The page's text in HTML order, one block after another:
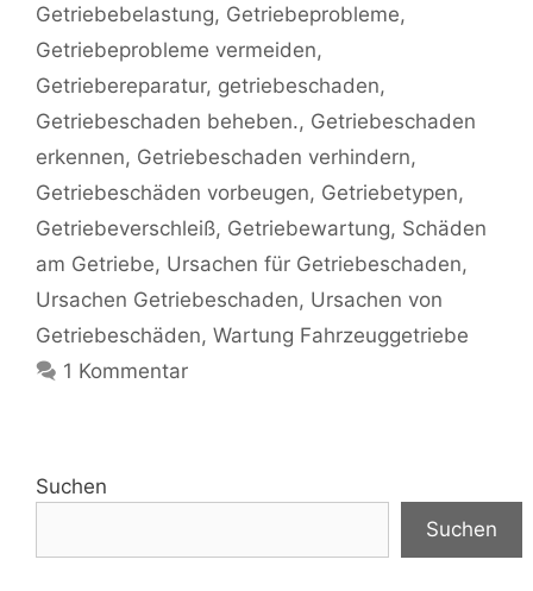
Getriebebelastung, Getriebeprobleme,
Getriebeprobleme vermeiden,
Getriebereparatur, getriebeschaden,
Getriebeschaden beheben., Getriebeschaden
erkennen, Getriebeschaden verhindern,
Getriebeschäden vorbeugen, Getriebetypen,
Getriebeverschleiß, Getriebewartung, Schäden
am Getriebe, Ursachen für Getriebeschaden,
Ursachen Getriebeschaden, Ursachen von
Getriebeschäden, Wartung Fahrzeuggetriebe
1 Kommentar
Suchen
Suchen